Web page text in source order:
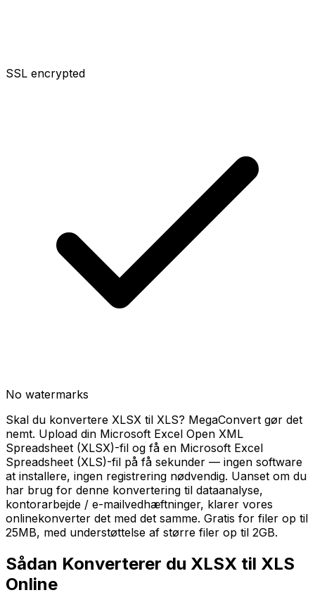
SSL encrypted
No watermarks
Skal du konvertere XLSX til XLS? MegaConvert gør det
nemt. Upload din Microsoft Excel Open XML
Spreadsheet (XLSX)-fil og få en Microsoft Excel
Spreadsheet (XLS)-fil på få sekunder — ingen software
at installere, ingen registrering nødvendig. Uanset om du
har brug for denne konvertering til dataanalyse,
kontorarbejde / e-mailvedhæftninger, klarer vores
onlinekonverter det med det samme. Gratis for filer op til
25MB, med understøttelse af større filer op til 2GB.
Sådan Konverterer du XLSX til XLS
Online